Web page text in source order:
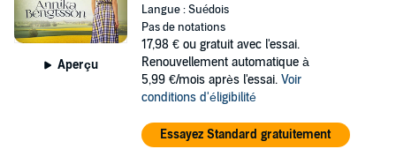
Aperçu
Langue : Suédois
Pas de notations
17,98 € ou gratuit avec l'essai.
Renouvellement automatique à
5,99 €/mois après l'essai. Voir
conditions d'éligibilité
Essayez Standard gratuitement